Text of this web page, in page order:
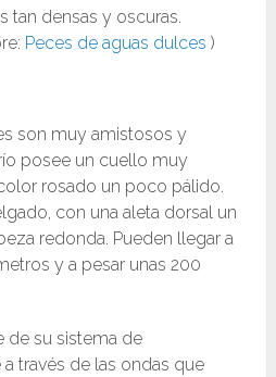
tan densas y oscuras.
Peces de aguas dulces )
son muy amistosos y
posee un cuello muy
rosado un poco pálido.
con una aleta dorsal un
redonda. Pueden llegar a
y a pesar unas 200
de su sistema de
través de las ondas que